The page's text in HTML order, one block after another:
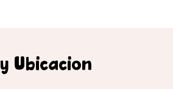
Ubicación